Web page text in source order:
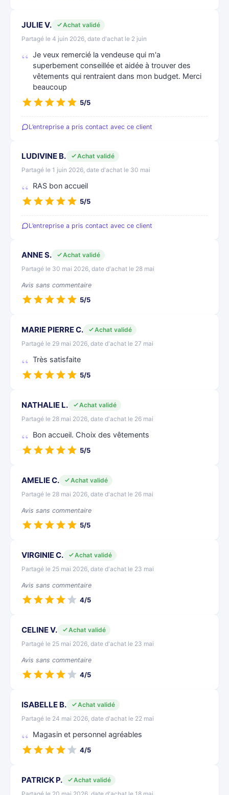
JULIE V.
Achat validé
Partagé le 4 juin 2026, date d'achat le 2 juin
Je veux remercié la vendeuse qui m'a
superbement conseillée et aidée à trouver des
vêtements qui rentraient dans mon budget. Merci
beaucoup
5/5
L’entreprise a pris contact avec ce client
LUDIVINE B.
Achat validé
Partagé le 1 juin 2026, date d'achat le 30 mai
RAS bon accueil
5/5
L’entreprise a pris contact avec ce client
ANNE S.
Achat validé
Partagé le 30 mai 2026, date d'achat le 28 mai
Avis sans commentaire
5/5
MARIE PIERRE C.
Achat validé
Partagé le 29 mai 2026, date d'achat le 27 mai
Très satisfaite
5/5
NATHALIE L.
Achat validé
Partagé le 28 mai 2026, date d'achat le 26 mai
Bon accueil. Choix des vêtements
5/5
AMELIE C.
Achat validé
Partagé le 28 mai 2026, date d'achat le 26 mai
Avis sans commentaire
5/5
VIRGINIE C.
Achat validé
Partagé le 25 mai 2026, date d'achat le 23 mai
Avis sans commentaire
4/5
CELINE V.
Achat validé
Partagé le 25 mai 2026, date d'achat le 23 mai
Avis sans commentaire
4/5
ISABELLE B.
Achat validé
Partagé le 24 mai 2026, date d'achat le 22 mai
Magasin et personnel agréables
4/5
PATRICK P.
Achat validé